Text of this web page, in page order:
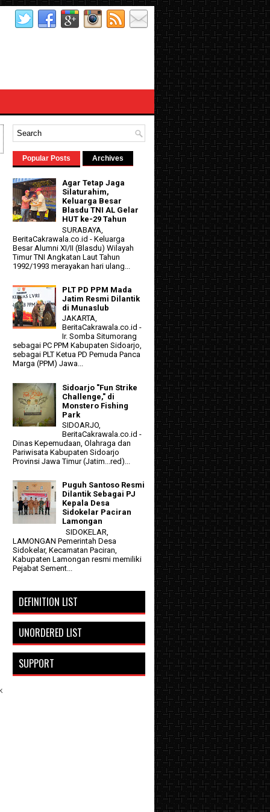
Popular Posts Archives
Agar Tetap Jaga
Silaturahim,
Keluarga Besar
Blasdu TNI AL Gelar
HUT ke-29 Tahun
SURABAYA,
BeritaCakrawala.co.id - Keluarga
Besar Alumni XI/II (Blasdu) Wilayah
Timur TNI Angkatan Laut Tahun
1992/1993 merayakan hari ulang...
PLT PD PPM Mada
Jatim Resmi Dilantik
di Munaslub
JAKARTA,
BeritaCakrawala.co.id -
Ir. Somba Situmorang
sebagai PC PPM Kabupaten Sidoarjo,
sebagai PLT Ketua PD Pemuda Panca
Marga (PPM) Jawa...
Sidoarjo "Fun Strike
Challenge," di
Monstero Fishing
Park
SIDOARJO,
BeritaCakrawala.co.id -
Dinas Kepemudaan, Olahraga dan
Pariwisata Kabupaten Sidoarjo
Provinsi Jawa Timur (Jatim...red)...
Puguh Santoso Resmi
Dilantik Sebagai PJ
Kepala Desa
Sidokelar Paciran
Lamongan
SIDOKELAR,
LAMONGAN Pemerintah Desa
Sidokelar, Kecamatan Paciran,
Kabupaten Lamongan resmi memiliki
Pejabat Sement...
DEFINITION LIST
UNORDERED LIST
SUPPORT